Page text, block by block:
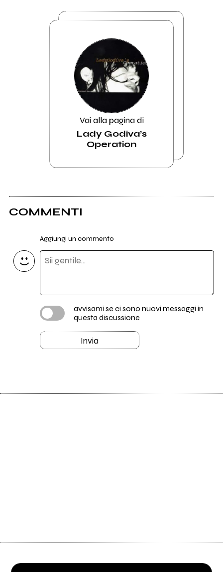
Vai alla pagina di
Lady Godiva’s
Operation
COMMENTI
Aggiungi un commento
avvisami se ci sono nuovi messaggi in
questa discussione
Invia